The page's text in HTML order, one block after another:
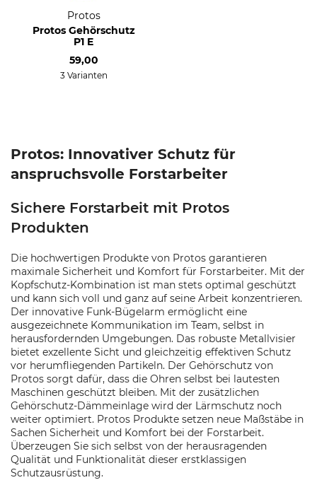
Protos
Protos Gehörschutz
P1 E
59,00
3 Varianten
Protos: Innovativer Schutz für
anspruchsvolle Forstarbeiter
Sichere Forstarbeit mit Protos
Produkten
Die hochwertigen Produkte von Protos garantieren
maximale Sicherheit und Komfort für Forstarbeiter. Mit der
Kopfschutz-Kombination ist man stets optimal geschützt
und kann sich voll und ganz auf seine Arbeit konzentrieren.
Der innovative Funk-Bügelarm ermöglicht eine
ausgezeichnete Kommunikation im Team, selbst in
herausfordernden Umgebungen. Das robuste Metallvisier
bietet exzellente Sicht und gleichzeitig effektiven Schutz
vor herumfliegenden Partikeln. Der Gehörschutz von
Protos sorgt dafür, dass die Ohren selbst bei lautesten
Maschinen geschützt bleiben. Mit der zusätzlichen
Gehörschutz-Dämmeinlage wird der Lärmschutz noch
weiter optimiert. Protos Produkte setzen neue Maßstäbe in
Sachen Sicherheit und Komfort bei der Forstarbeit.
Überzeugen Sie sich selbst von der herausragenden
Qualität und Funktionalität dieser erstklassigen
Schutzausrüstung.